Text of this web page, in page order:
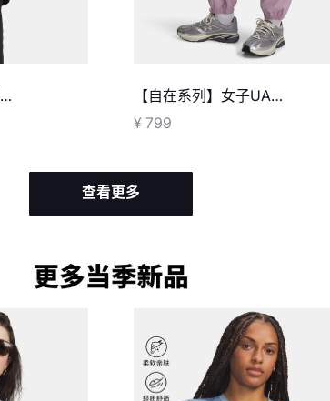
【自在系列】女子UA
Unstoppable束脚长裤
¥ 799
查看更多